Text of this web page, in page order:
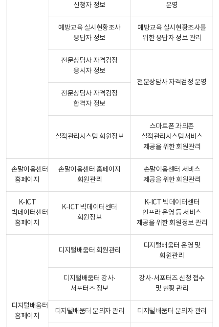
신청자 정보
운영
예방교육 실시현황조사
응답자 정보
예방교육 실시현황조사를
위한 응답자 정보 관리
전문상담사 자격검정
응시자 정보
전문상담사 자격검정 운영
전문상담사 자격검정
합격자 정보
실적관리시스템 회원정보
스마트폰 과의존
실적관리시스템서비스
제공을 위한 회원관리
손말이음센터
홈페이지
손말이음센터 홈페이지
회원관리
손말이음센터 서비스
제공을 위한 회원관리
K-ICT
빅데이터센터
홈페이지
K-ICT 빅데이터센터
회원정보
K-ICT 빅데이터센터
인프라 운영 등 서비스
제공을 위한 회원정보 관리
디지털배움터
홈페이지
디지털배움터 회원관리
디지털배움터 운영 및
회원관리
디지털배움터 강사·
서포터즈 정보
강사·서포터즈 신청 접수
및 현황 관리
디지털배움터 문의자 관리 디지털배움터 문의자 관리